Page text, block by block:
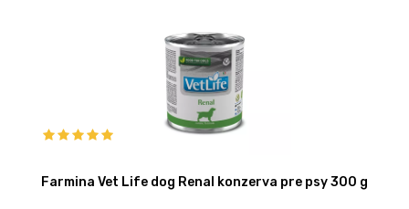
Farmina Vet Life dog Renal konzerva pre psy 300 g